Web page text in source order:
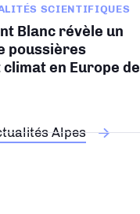
Alpes
SCIENTIFIQUES
Blanc révèle un
poussières
en Europe de